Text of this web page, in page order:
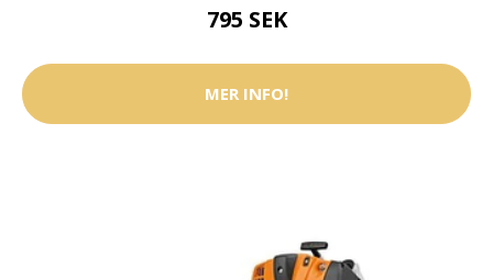
795 SEK
MER INFO!